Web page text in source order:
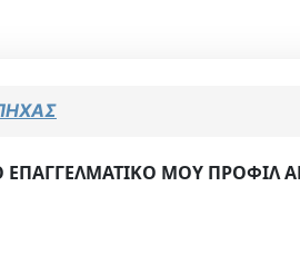
ΕΠΑΓΓΕΛΜΑΤΙΚΟ ΜΟΥ ΠΡΟΦΙΛ